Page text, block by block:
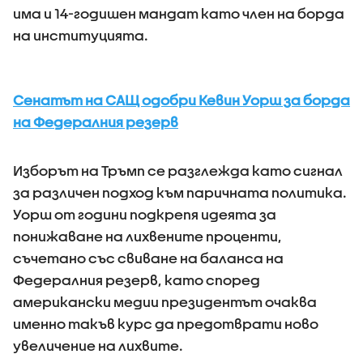
има и 14-годишен мандат като член на борда
на институцията.
Сенатът на САЩ одобри Кевин Уорш за борда
на Федералния резерв
Изборът на Тръмп се разглежда като сигнал
за различен подход към паричната политика.
Уорш от години подкрепя идеята за
понижаване на лихвените проценти,
съчетано със свиване на баланса на
Федералния резерв, като според
американски медии президентът очаква
именно такъв курс да предотврати ново
увеличение на лихвите.